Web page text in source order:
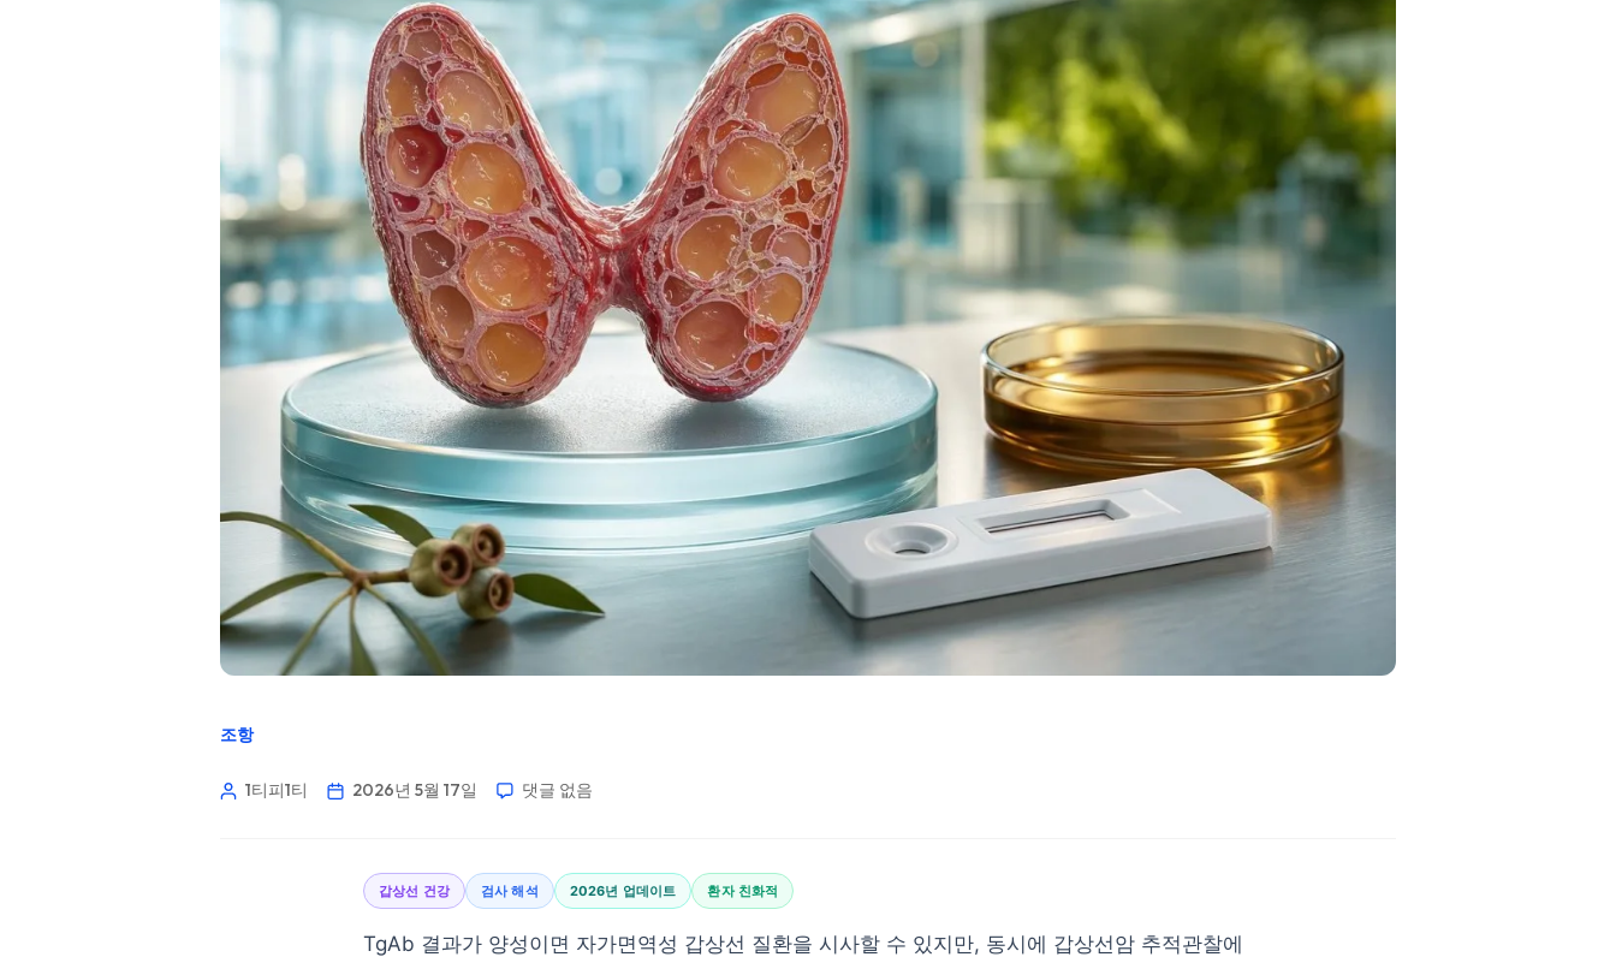
조항
1티피1티 2026년 5월 17일 댓글 없음
갑상선 건강 검사 해석 2026년 업데이트 환자 친화적
TgAb 결과가 양성이면 자가면역성 갑상선 질환을 시사할 수 있지만, 동시에 갑상선암 추적관찰에